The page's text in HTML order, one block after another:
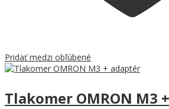
Pridať medzi obľúbené
Tlakomer OMRON M3